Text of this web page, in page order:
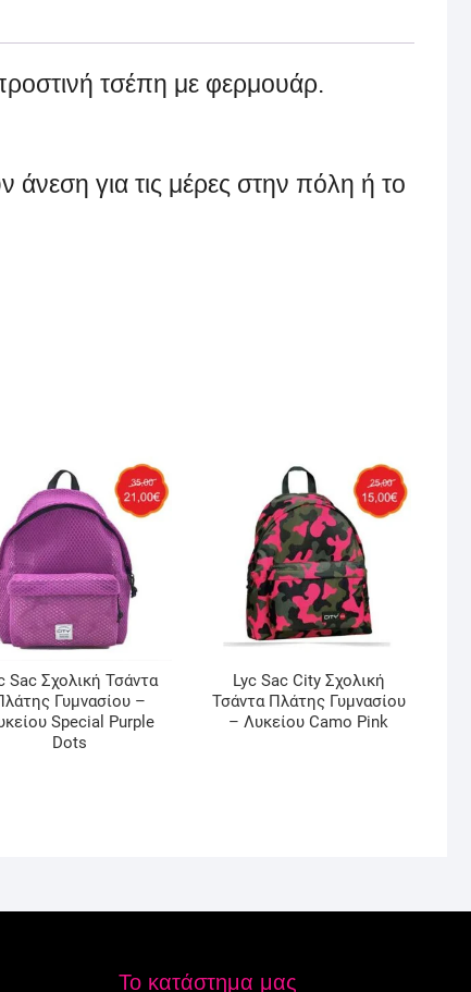
τσέπη με φερμουάρ.
άνεση για τις μέρες στην πόλη ή το
Sac Σχολική Τσάντα
Γυμνασίου –
Special Purple
Dots
Lyc Sac City Σχολική
Τσάντα Πλάτης Γυμνασίου
– Λυκείου Camo Pink
Το κατάστημα μας